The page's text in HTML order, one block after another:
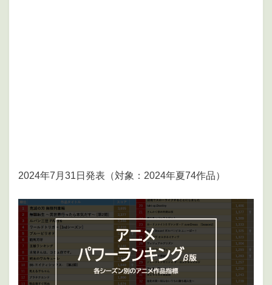
2024年7月31日発表（対象：2024年夏74作品）